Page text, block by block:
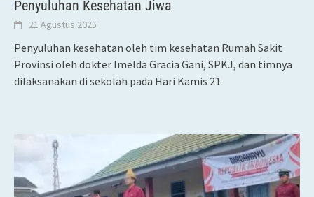
Penyuluhan Kesehatan Jiwa
21 Agustus 2025
Penyuluhan kesehatan oleh tim kesehatan Rumah Sakit
Provinsi oleh dokter Imelda Gracia Gani, SPKJ, dan timnya
dilaksanakan di sekolah pada Hari Kamis 21